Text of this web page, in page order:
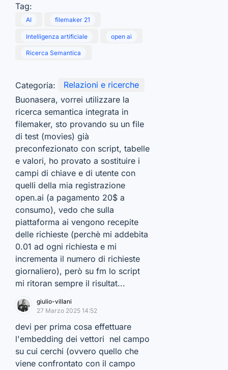
Tag:
AI filemaker 21
Intelligenza artificiale open ai
Ricerca Semantica
Categoria:
Relazioni e ricerche
Buonasera, vorrei utilizzare la
ricerca semantica integrata in
filemaker, sto provando su un file
di test (movies) già
preconfezionato con script, tabelle
e valori, ho provato a sostituire i
campi di chiave e di utente con
quelli della mia registrazione
open.ai (a pagamento 20$ a
consumo), vedo che sulla
piattaforma ai vengono recepite
delle richieste (perchè mi addebita
0.01 ad ogni richiesta e mi
incrementa il numero di richieste
giornaliero), però su fm lo script
mi ritoran sempre il risultat...
giulio-villani
27 Marzo 2025 14:52
devi per prima cosa effettuare
l'embedding dei vettori nel campo
su cui cerchi (ovvero quello che
viene confrontato con il campo